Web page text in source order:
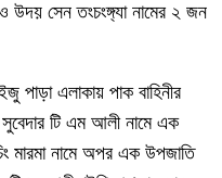
উদয় সেন তংচংঙ্গ্যা নামের ২ জন
পাড়া এলাকায় পাক বাহিনীর
সুবেদার টি এম আলী নামে এক
মারমা নামে অপর এক উপজাতি